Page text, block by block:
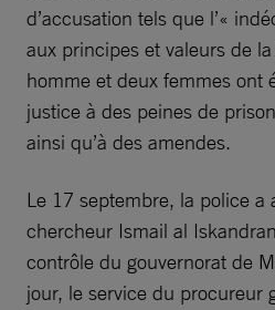
d’accusation tels que l’«
aux principes et valeurs de
homme et deux femmes ont
justice à des peines de
ainsi qu’à des amendes.
Le 17 septembre, la police a
chercheur Ismail al
contrôle du gouvernorat de
jour, le service du procureur